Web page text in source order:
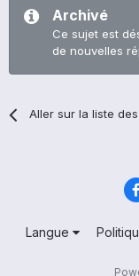
Archivé
Ce sujet est
de nouvelles
Aller sur la liste
Langue